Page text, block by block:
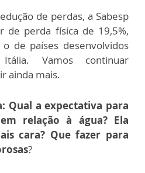
de perdas, a Sabesp
de perda física de 19,5%,
de países desenvolvidos
Vamos continuar
ainda mais.
Qual a expectativa para
relação à água? Ela
cara? Que fazer para
?